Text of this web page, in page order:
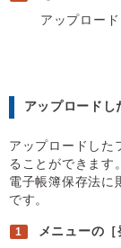
アップロー
アップロードし
アップロードした
ることができます。
電子帳簿保存法に
です。
メニューの